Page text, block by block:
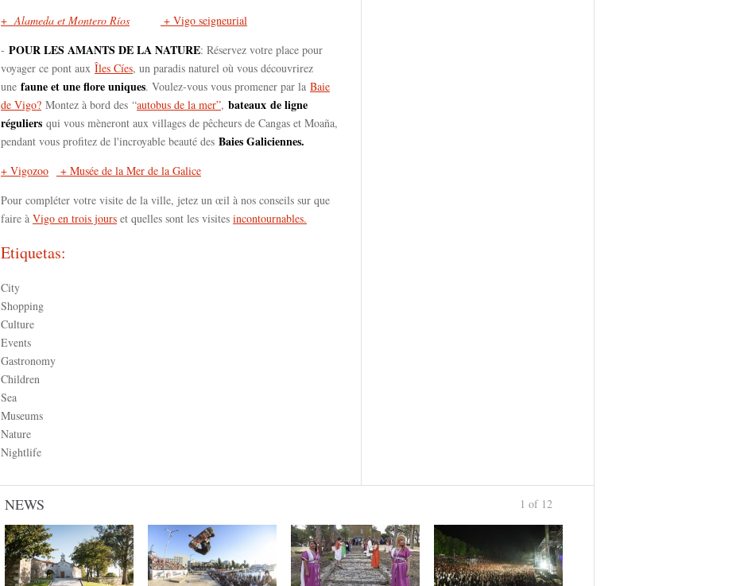
+Alameda et Montero Ríos
+ Vigo seigneurial
- POUR LES AMANTS DE LA NATURE: Réservez votre place pour
voyager ce pont aux Îles Cíes, un paradis naturel où vous découvrirez
une faune et une flore uniques. Voulez-vous vous promener par la Baie
de Vigo? Montez à bord des “autobus de la mer”, bateaux de ligne
réguliers qui vous mèneront aux villages de pêcheurs de Cangas et Moaña,
pendant vous profitez de l'incroyable beauté des Baies Galiciennes.
+ Vigozoo
+ Musée de la Mer de la Galice
Pour compléter votre visite de la ville, jetez un œil à nos conseils sur que
faire à Vigo en trois jours et quelles sont les visites incontournables.
Etiquetas:
City
Shopping
Culture
Events
Gastronomy
Children
Sea
Museums
Nature
Nightlife
NEWS 1 of 12